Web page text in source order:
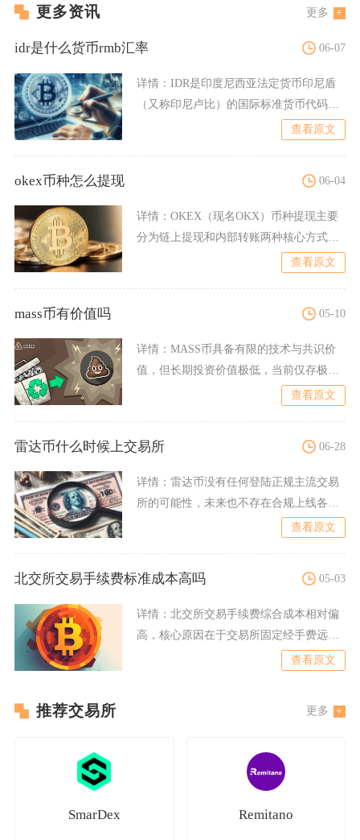
更多资讯 更多
idr是什么货币rmb汇率 06-07
详情： IDR是印度尼西亚法定货币印尼盾
（又称印尼卢比）的国际标准货币代码，
查看原文
okex币种怎么提现 06-04
详情： OKEX（现名OKX）币种提现主要
分为链上提现和内部转账两种核心方式，
查看原文
mass币有价值吗 05-10
详情： MASS币具备有限的技术与共识价
值，但长期投资价值极低，当前仅存极小
查看原文
雷达币什么时候上交易所 06-28
详情： 雷达币没有任何登陆正规主流交易
所的可能性，未来也不存在合规上线各大
查看原文
北交所交易手续费标准成本高吗 05-03
详情： 北交所交易手续费综合成本相对偏
高，核心原因在于交易所固定经手费远高
查看原文
推荐交易所 更多
SmarDex Remitano